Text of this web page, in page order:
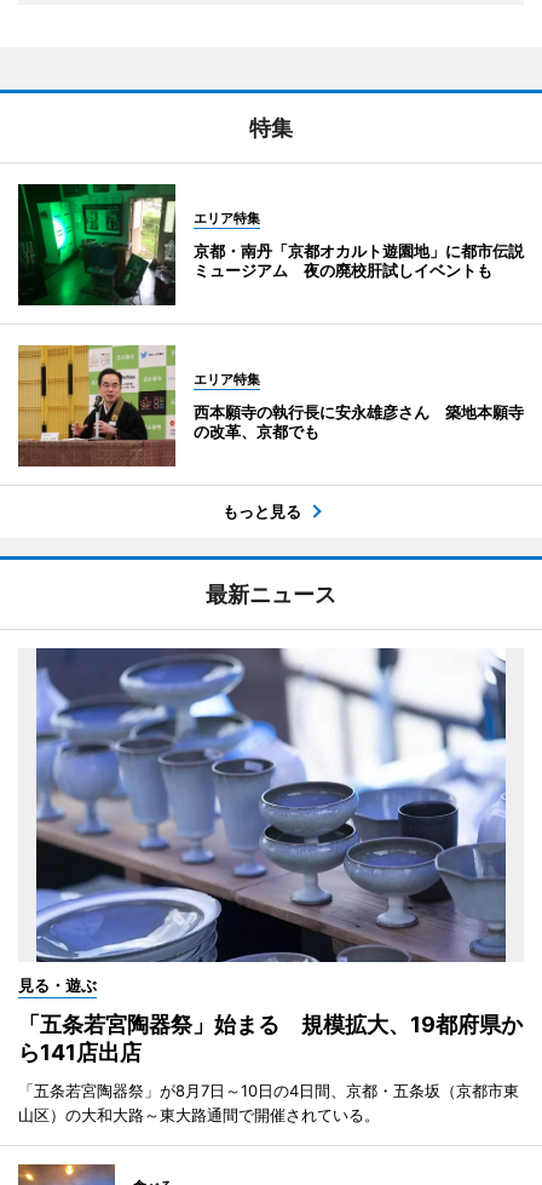
特集
エリア特集
京都・南丹「京都オカルト遊園地」に都市伝説
ミュージアム 夜の廃校肝試しイベントも
エリア特集
西本願寺の執行長に安永雄彦さん 築地本願寺
の改革、京都でも
もっと見る
最新ニュース
見る・遊ぶ
「五条若宮陶器祭」始まる 規模拡大、19都府県か
ら141店出店
「五条若宮陶器祭」が8月7日～10日の4日間、京都・五条坂（京都市東
山区）の大和大路～東大路通間で開催されている。